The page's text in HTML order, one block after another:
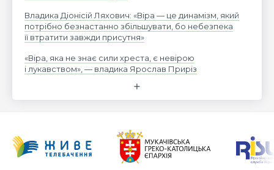
Владика Діонісій Ляхович: «Віра — це динамізм, який
потрібно безнастанно збільшувати, бо небезпека
її втратити завжди присутня»
«Віра, яка не знає сили хреста, є невірою
і лукавством», — владика Ярослав Приріз